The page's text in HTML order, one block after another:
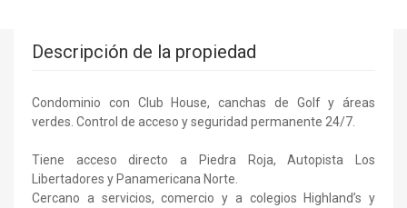
Descripción de la propiedad
Condominio con Club House, canchas de Golf y áreas
verdes. Control de acceso y seguridad permanente 24/7.
Tiene acceso directo a Piedra Roja, Autopista Los
Libertadores y Panamericana Norte.
Cercano a servicios, comercio y a colegios Highland’s y